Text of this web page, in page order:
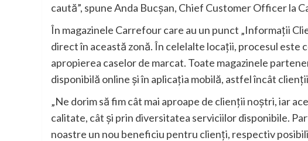
caută”, spune Anda Bucșan, Chief Customer Officer la
În magazinele Carrefour care au un punct „Informații
direct în această zonă. În celelalte locații, procesul este
apropierea caselor de marcat. Toate magazinele
disponibilă online și în aplicația mobilă, astfel încât
„Ne dorim să fim cât mai aproape de clienții noștri, iar
calitate, cât și prin diversitatea serviciilor disponibile.
noastre un nou beneficiu pentru clienți, respectiv